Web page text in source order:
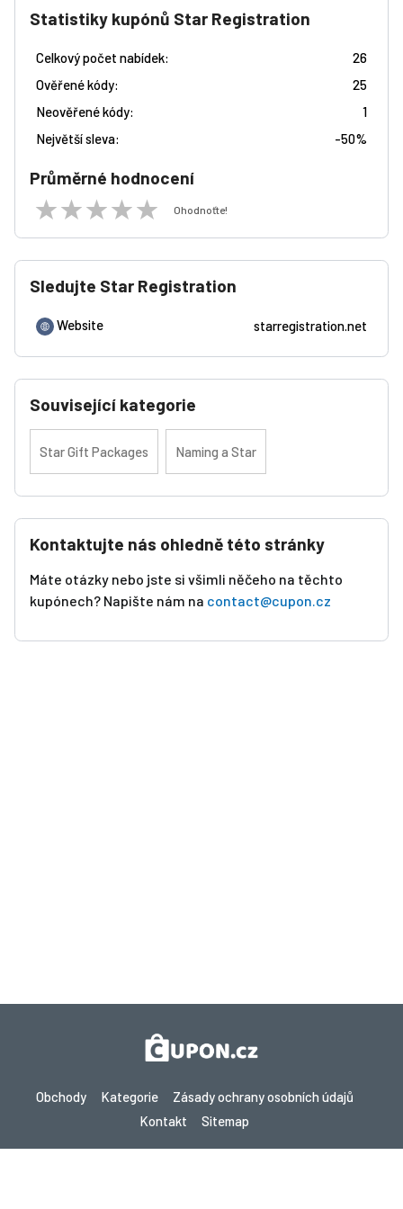
Statistiky kupónů Star Registration
Celkový počet nabídek:
26
Ověřené kódy:
25
Neověřené kódy:
1
Největší sleva:
-50%
Průměrné hodnocení
Ohodnoťte!
Sledujte Star Registration
Website starregistration.net
Související kategorie
Star Gift Packages Naming a Star
Kontaktujte nás ohledně této stránky
Máte otázky nebo jste si všimli něčeho na těchto
kupónech? Napište nám na contact@cupon.cz
Obchody Kategorie
Zásady ochrany osobních údajů
Kontakt
Sitemap